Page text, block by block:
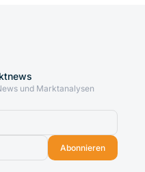
und Marktanalysen
Abonnieren